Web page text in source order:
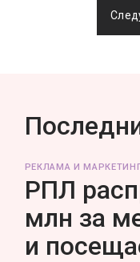
РЕКЛАМА И
РПЛ
млн за
и